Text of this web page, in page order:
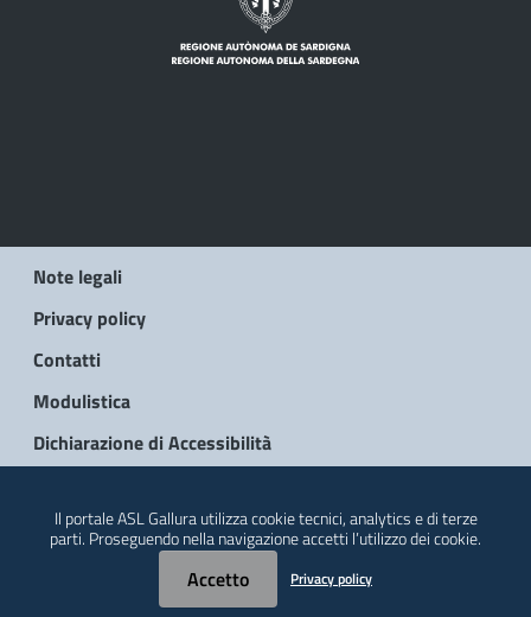
Note legali
Privacy policy
Contatti
Modulistica
Dichiarazione di Accessibilità
Il portale ASL Gallura utilizza cookie tecnici, analytics e di terze
parti. Proseguendo nella navigazione accetti l’utilizzo dei cookie.
Accetto Privacy policy